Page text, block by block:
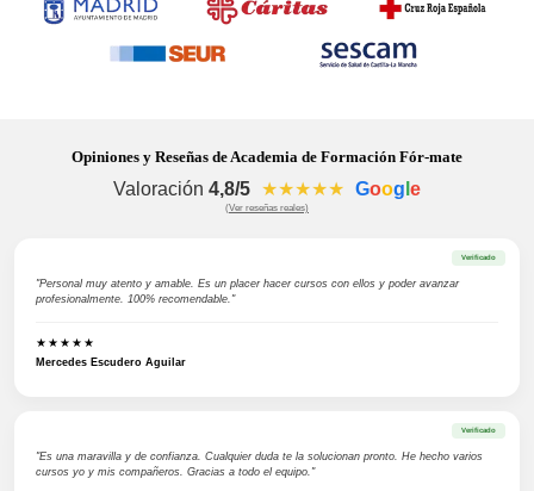
Opiniones y Reseñas de Academia de Formación Fór-mate
Valoración 4,8/5 ★★★★★ Goog e
(Ver reseñas reales)
Verificado
"Personal muy atento y amable. Es un placer hacer cursos con ellos y poder avanzar
profesionalmente. 100% recomendable."
★★★★★
Mercedes Escudero Aguilar
Verificado
"Es una maravilla y de confianza. Cualquier duda te la solucionan pronto. He hecho varios
cursos yo y mis compañeros. Gracias a todo el equipo."